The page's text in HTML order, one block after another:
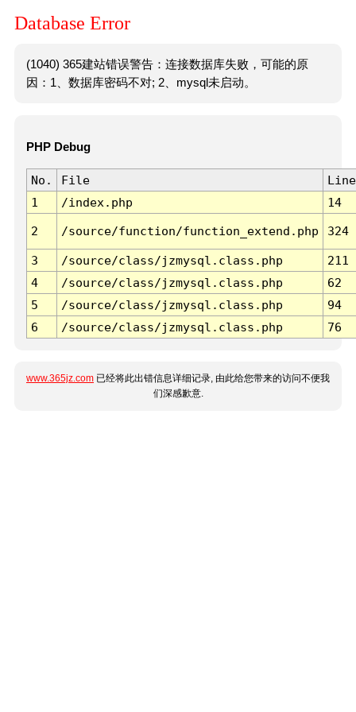
Database Error
(1040) 365建站错误警告：连接数据库失败，可能的原
因：1、数据库密码不对; 2、mysql未启动。
PHP Debug
No. File
Line
1
/index.php 14
2 /source/function/function_extend.php 324
3 /source/class/jzmysql.class.php
211
4
/source/class/jzmysql.class.php
62
5
/source/class/jzmysql.class.php
94
6
/source/class/jzmysql.class.php 76
www.365jz.com 已经将此出错信息详细记录, 由此给您带来的访问不便我
们深感歉意.